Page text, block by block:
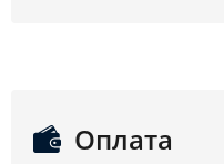
Оплата